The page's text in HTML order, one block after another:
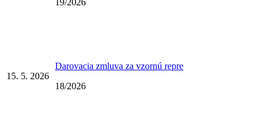
15. 5. 2026
Darovacia zmluva za vzornú repre
18/2026